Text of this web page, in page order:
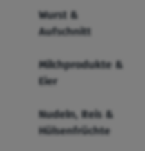
Wurst &
Aufschnitt
Milchprodukte &
Eier
Nudeln, Reis &
Hülsenfrüchte